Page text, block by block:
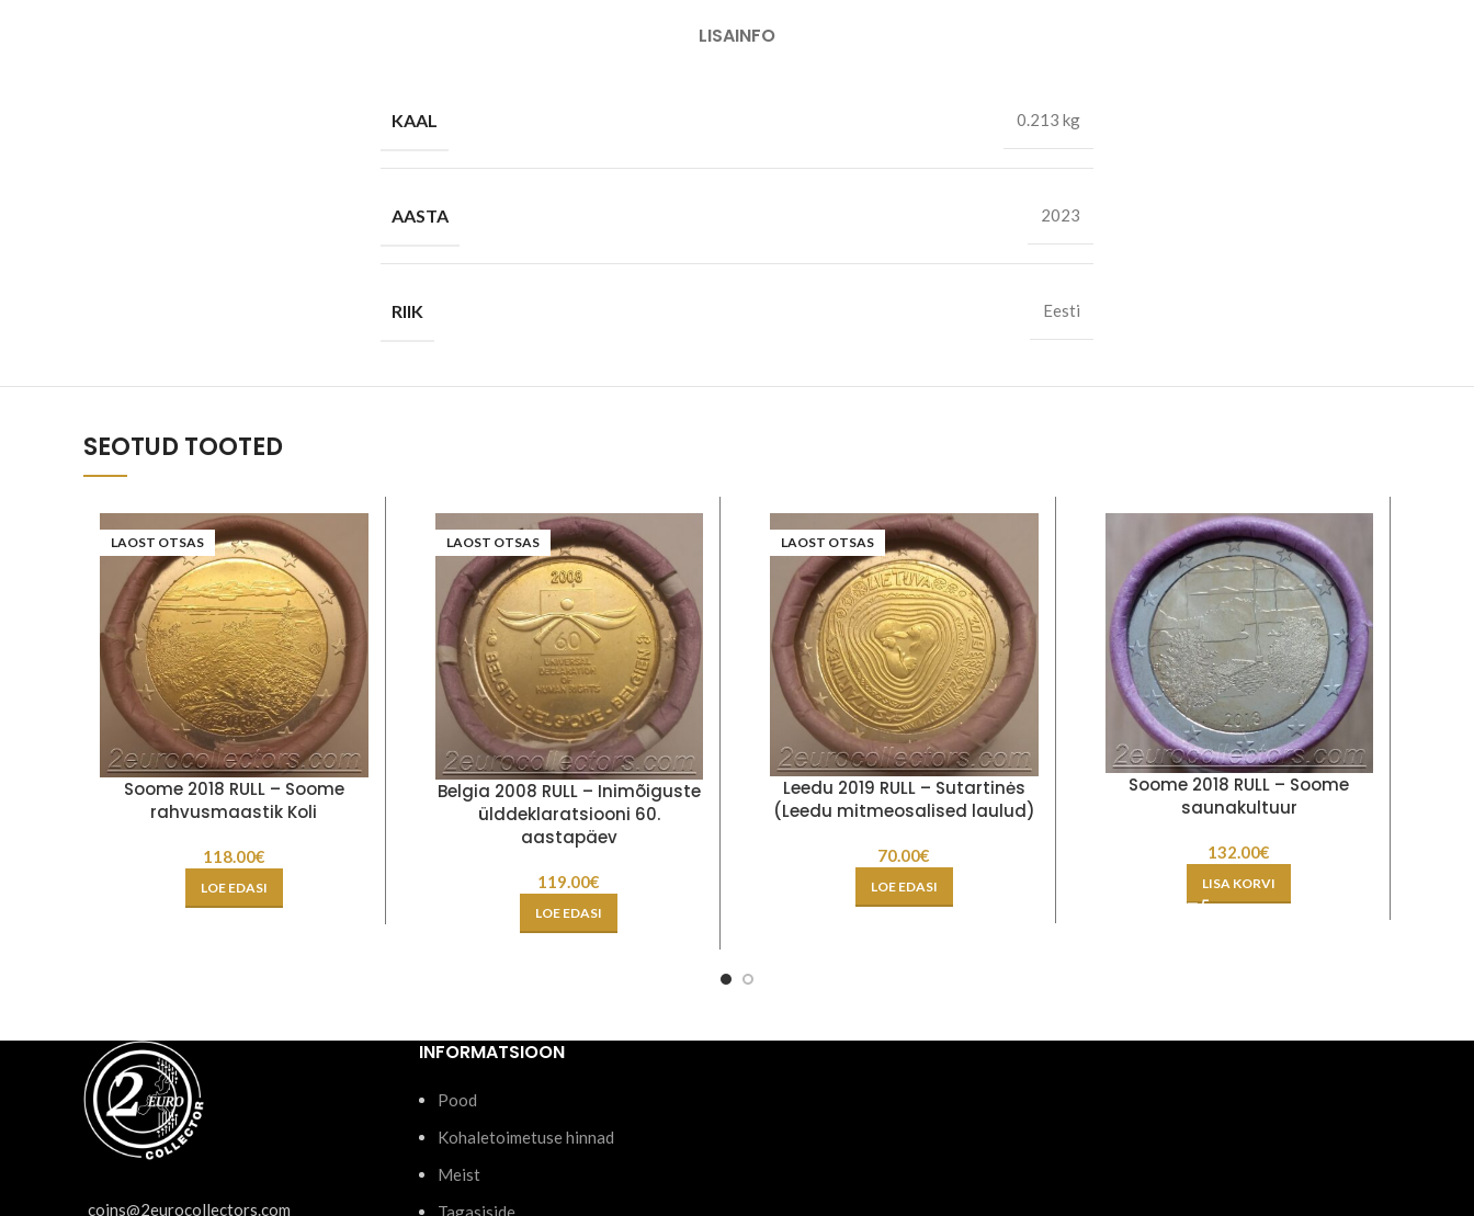
LISAINFO
KAAL 0.213 kg
AASTA 2023
RIIK Eesti
SEOTUD TOOTED
LAOST OTSAS
Soome 2018 RULL – Soome
rahvusmaastik Koli
118.00€
LOE EDASI
LAOST OTSAS
Belgia 2008 RULL – Inimõiguste
ülddeklaratsiooni 60.
aastapäev
119.00€
LOE EDASI
LAOST OTSAS
Leedu 2019 RULL – Sutartinės
(Leedu mitmeosalised laulud)
70.00€
LOE EDASI
Soome 2018 RULL – Soome
saunakultuur
132.00€
LISA KORVI
coins@2eurocollectors.com
INFORMATSIOON
Pood
Kohaletoimetuse hinnad
Meist
Tagasiside